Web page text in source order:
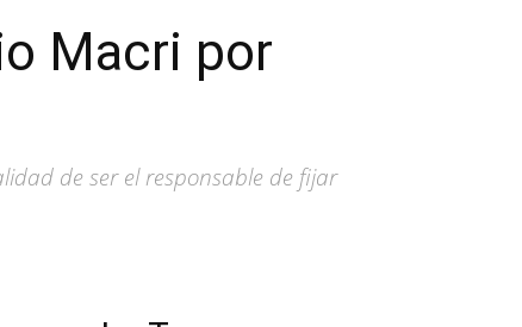
Macri por
de ser el responsable de fijar